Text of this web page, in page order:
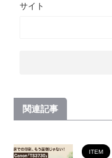
サイト
関連記事
ITEM